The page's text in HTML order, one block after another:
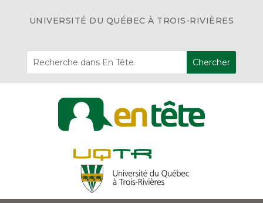
UNIVERSITÉ DU QUÉBEC À TROIS-RIVIÈRES